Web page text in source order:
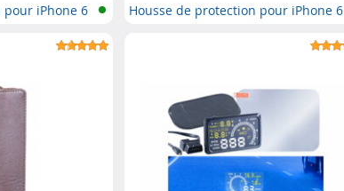
pour iPhone 6
Housse de protection pour iPhone 6